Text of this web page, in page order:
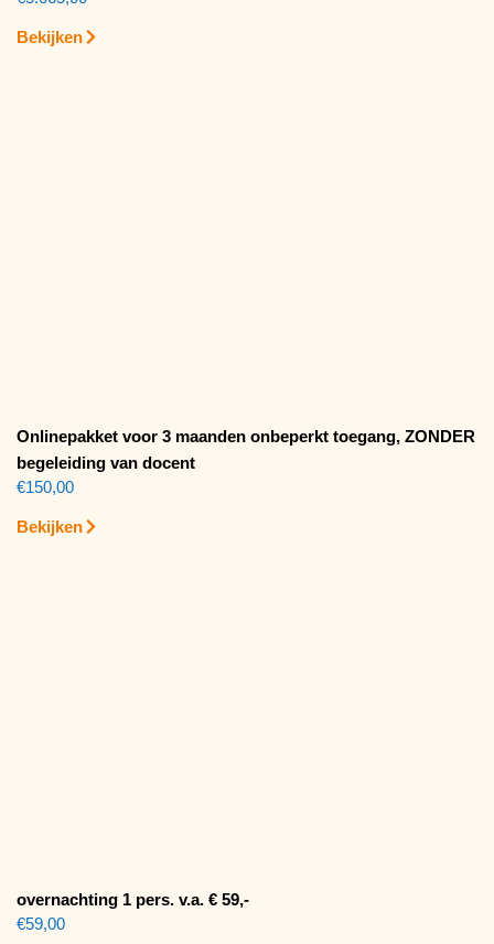
Bekijken
Onlinepakket voor 3 maanden onbeperkt toegang, ZONDER
begeleiding van docent
€150,00
Bekijken
overnachting 1 pers. v.a. € 59,-
€59,00